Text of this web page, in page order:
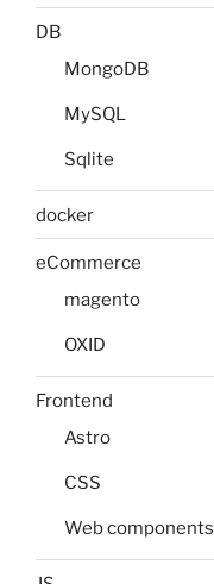
DB
MongoDB
MySQL
Sqlite
docker
eCommerce
magento
OXID
Frontend
Astro
CSS
Web components